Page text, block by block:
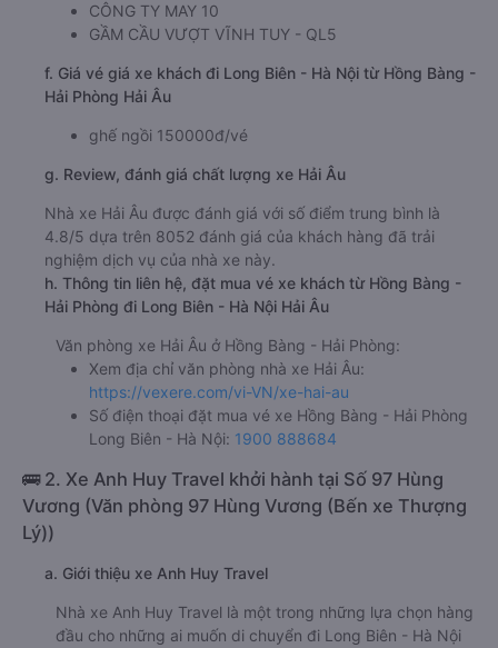
CÔNG TY MAY 10
GẦM CẦU VƯỢT VĨNH TUY - QL5
f. Giá vé giá xe khách đi Long Biên - Hà Nội từ Hồng Bàng -
Hải Phòng Hải Âu
ghế ngồi 150000đ/vé
g. Review, đánh giá chất lượng xe Hải Âu
Nhà xe Hải Âu được đánh giá với số điểm trung bình là
4.8/5 dựa trên 8052 đánh giá của khách hàng đã trải
nghiệm dịch vụ của nhà xe này.
h. Thông tin liên hệ, đặt mua vé xe khách từ Hồng Bàng -
Hải Phòng đi Long Biên - Hà Nội Hải Âu
Văn phòng xe Hải Âu ở Hồng Bàng - Hải Phòng:
Xem địa chỉ văn phòng nhà xe Hải Âu:
https://vexere.com/vi-VN/xe-hai-au
Số điện thoại đặt mua vé xe Hồng Bàng - Hải Phòng
Long Biên - Hà Nội: 1900 888684
🚌 2. Xe Anh Huy Travel khởi hành tại Số 97 Hùng
Vương (Văn phòng 97 Hùng Vương (Bến xe Thượng
Lý))
a. Giới thiệu xe Anh Huy Travel
Nhà xe Anh Huy Travel là một trong những lựa chọn hàng
đầu cho những ai muốn di chuyển đi Long Biên - Hà Nội